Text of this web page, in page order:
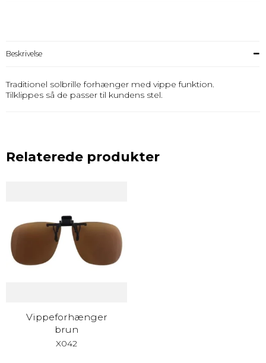
Beskrivelse
Traditionel solbrille forhænger med vippe funktion.
Tilklippes så de passer til kundens stel.
Relaterede produkter
Vippeforhænger
brun
X042